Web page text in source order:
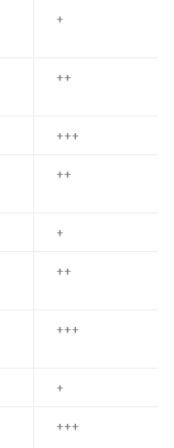
+
++
+++
++
+
++
+++
+
+++